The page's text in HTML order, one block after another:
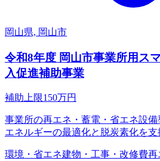
岡山県, 岡山市
令和8年度 岡山市事業所用ス
入促進補助事業
補助上限150万円
事業所の再エネ・蓄電・省エネ設備
エネルギーの最適化と脱炭素化を支
環境・省エネ建物・工事・改修費再